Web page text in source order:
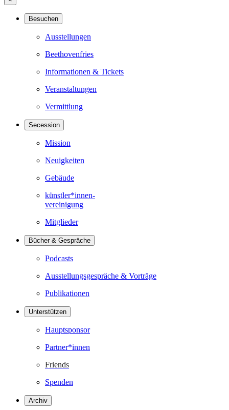
Besuchen
Ausstellungen
Beethovenfries
Informationen & Tickets
Veranstaltungen
Vermittlung
Secession
Mission
Neuigkeiten
Gebäude
künstler*innen-
vereinigung
Mitglieder
Bücher & Gespräche
Podcasts
Ausstellungsgespräche & Vorträge
Publikationen
Unterstützen
Hauptsponsor
Partner*innen
Friends
Spenden
Archiv